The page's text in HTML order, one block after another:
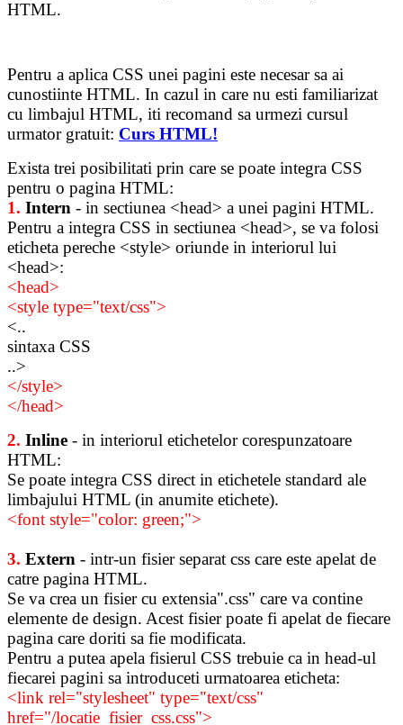
HTML.
Pentru a aplica CSS unei pagini este necesar sa ai
cunostiinte HTML. In cazul in care nu esti familiarizat
cu limbajul HTML, iti recomand sa urmezi cursul
urmator gratuit: Curs HTML!
Exista trei posibilitati prin care se poate integra CSS
pentru o pagina HTML:
1. Intern - in sectiunea <head> a unei pagini HTML.
Pentru a integra CSS in sectiunea <head>, se va folosi
eticheta pereche <style> oriunde in interiorul lui
<head>:
<head>
<style type="text/css">
<..
sintaxa CSS
..>
</style>
</head>
2. Inline - in interiorul etichetelor corespunzatoare
HTML:
Se poate integra CSS direct in etichetele standard ale
limbajului HTML (in anumite etichete).
<font style="color: green;">
3. Extern - intr-un fisier separat css care este apelat de
catre pagina HTML.
Se va crea un fisier cu extensia".css" care va contine
elemente de design. Acest fisier poate fi apelat de fiecare
pagina care doriti sa fie modificata.
Pentru a putea apela fisierul CSS trebuie ca in head-ul
fiecarei pagini sa introduceti urmatoarea eticheta:
<link rel="stylesheet" type="text/css"
href="/locatie_fisier_css.css">